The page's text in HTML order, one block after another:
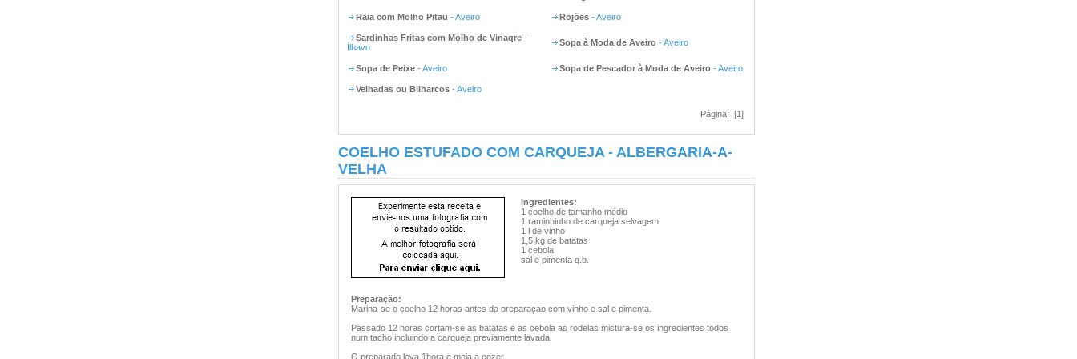
Raia com Molho Pitau - Aveiro Rojões - Aveiro
Sardinhas Fritas com Molho de Vinagre -
Ílhavo
Sopa à Moda de Aveiro - Aveiro
Sopa de Peixe - Aveiro Sopa de Pescador à Moda de Aveiro - Aveiro
Velhadas ou Bilharcos - Aveiro
Página: [1]
COELHO ESTUFADO COM CARQUEJA - ALBERGARIA-A-
VELHA
Ingredientes:
1 coelho de tamanho médio
1 raminhinho de carqueja selvagem
1 l de vinho
1,5 kg de batatas
1 cebola
sal e pimenta q.b.
Preparação:
Marina-se o coelho 12 horas antes da preparaçao com vinho e sal e pimenta.
Passado 12 horas cortam-se as batatas e as cebola as rodelas mistura-se os ingredientes todos
num tacho incluindo a carqueja previamente lavada.
O preparado leva 1hora e meia a cozer.